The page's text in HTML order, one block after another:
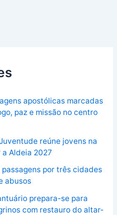
apostólicas marcadas
paz e missão no centro
reúne jovens na
Aldeia 2027
por três cidades
abusos
prepara-se para
com restauro do altar-